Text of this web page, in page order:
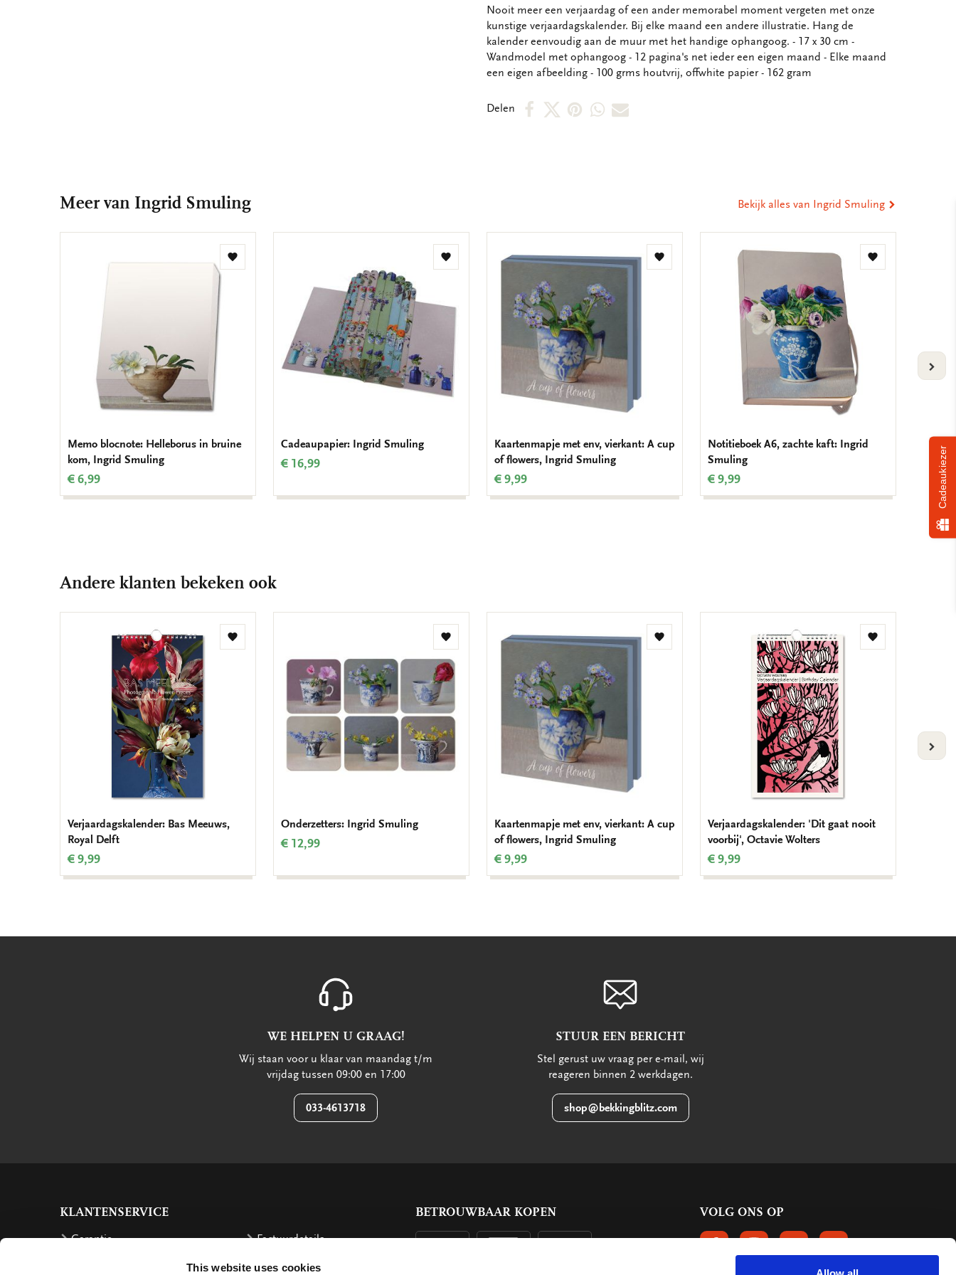
This website uses cookies
OMSCHRIJVING
Nooit meer een verjaardag of een ander memorabel moment vergeten met onze
kunstige verjaardagskalender. Bij elke maand een andere illustratie. Hang de
kalender eenvoudig aan de muur met het handige ophangoog. - 17 x 30 cm -
Wandmodel met ophangoog - 12 pagina's net ieder een eigen maand - Elke maand
een eigen afbeelding - 100 grms houtvrij, offwhite papier - 162 gram
Delen
DeelDeelDeelDeelDeel
Meer van Ingrid Smuling Bekijk alles van Ingrid Smuling
Toevoegen
Memo blocnote: Helleborus in bruine
kom, Ingrid Smuling
€ 6,99
Toevoegen
Cadeaupapier: Ingrid Smuling
€ 16,99
Toevoegen
Kaartenmapje met env, vierkant: A cup
of flowers, Ingrid Smuling
€ 9,99
Toevoegen
Notitieboek A6, zachte kaft: Ingrid
Smuling
€ 9,99 € 3,99
Andere klanten bekeken ook
Toevoegen
Verjaardagskalender: Bas Meeuws,
Royal Delft
€ 9,99
Toevoegen
verlanglijst
Onderzetters: Ingrid Smuling
€ 12,99
Toevoegen
Kaartenmapje met env, vierkant: A cup
of flowers, Ingrid Smuling
€ 9,99
Toevoegen
Verjaardagskalender: 'Dit gaat nooit
voorbij', Octavie Wolters
€ 9,99
WE HELPEN U GRAAG!
Wij staan voor u klaar van maandag t/m
vrijdag tussen 09:00 en 17:00
033-4613718
STUUR EEN BERICHT
Stel gerust uw vraag per e-mail, wij
reageren binnen 2 werkdagen.
shop@bekkingblitz.com
KLANTENSERVICE
Garantie
Factuurdetails
Terugbetaling
BETROUWBAAR KOPEN VOLG ONS OP
VOLGS ONS OP FACEBOOK
VOLG ONS OP INSTAGRAM
VOLG ONS OP LINKEDIN
VOLG ONS OP
Cadeaukiezer